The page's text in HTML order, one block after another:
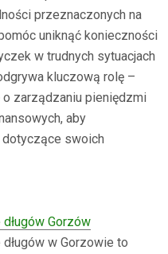
przeznaczonych na
uniknąć konieczności
w trudnych sytuacjach
kluczową rolę –
zarządzaniu pieniędzmi
aby
swoich
długów Gorzów
długów w Gorzowie to